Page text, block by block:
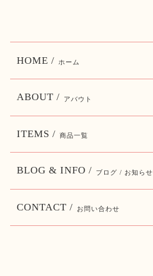
HOME / ホーム
ABOUT / アバウト
ITEMS / 商品一覧
BLOG & INFO / ブログ / お知らせ
CONTACT / お問い合わせ